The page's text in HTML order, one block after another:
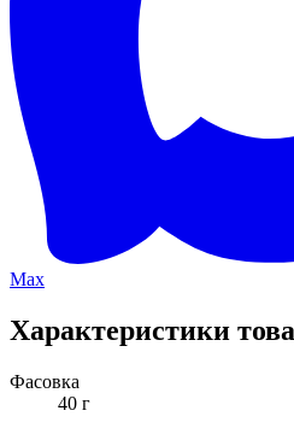
Max
Характеристики
Фасовка
40 г